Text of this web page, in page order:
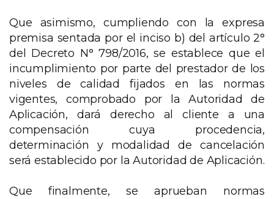
Que asimismo, cumpliendo con la expresa
premisa sentada por el inciso b) del artículo 2°
del Decreto N° 798/2016, se establece que el
incumplimiento por parte del prestador de los
niveles de calidad fijados en las normas
vigentes, comprobado por la Autoridad de
Aplicación, dará derecho al cliente a una
compensación cuya procedencia,
determinación y modalidad de cancelación
será establecido por la Autoridad de Aplicación.
Que finalmente, se aprueban normas